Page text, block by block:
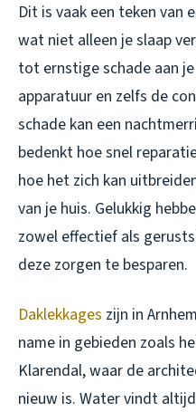
Dit is vaak een teken van
wat niet alleen je slaap
tot ernstige schade aan
apparatuur en zelfs de
schade kan een
bedenkt hoe snel
hoe het zich kan
van je huis. Gelukkig
zowel effectief als
deze zorgen te besparen.
Daklekkages zijn in
name in gebieden zoals
Klarendal, waar de
nieuw is. Water vindt